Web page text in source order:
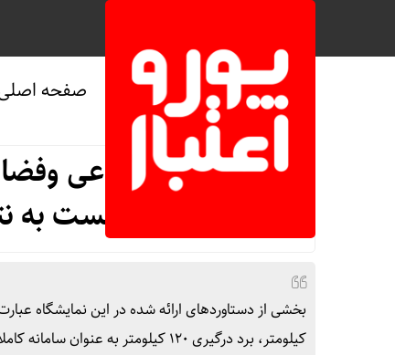
صفحه
صفحه نخست سیاسی
دستاوردهای دفاعی
شکست به